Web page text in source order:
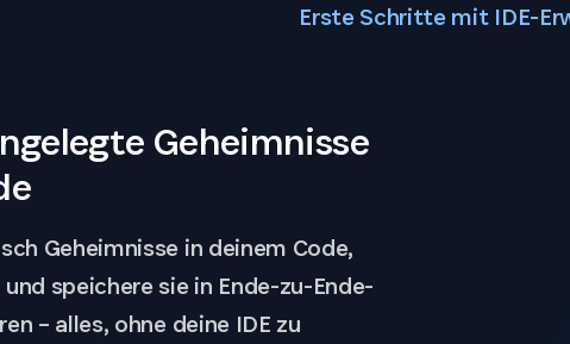
Erste Schritte mit IDE-
Geheimnisse
Geheimnisse in deinem Code,
speichere sie in Ende-zu-Ende-
– alles, ohne deine IDE zu